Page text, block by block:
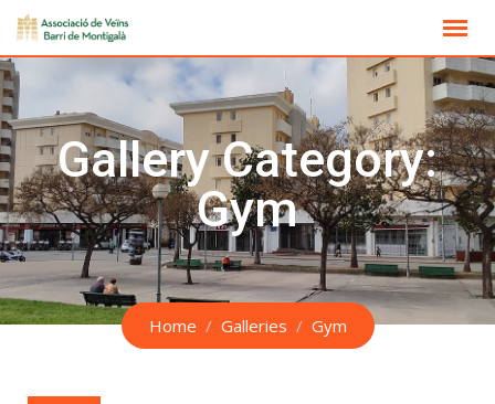
Skip
content
Gallery Category:
Gym
Home Galleries Gym